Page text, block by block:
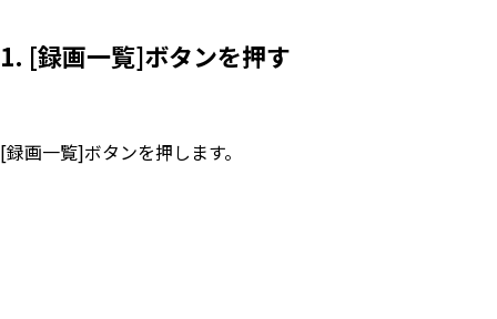
​1. [録画一覧]ボタンを押す
[録画一覧]ボタンを押します。